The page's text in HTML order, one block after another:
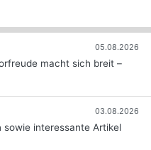
05.08.2026
macht sich breit –
03.08.2026
sowie interessante Artikel